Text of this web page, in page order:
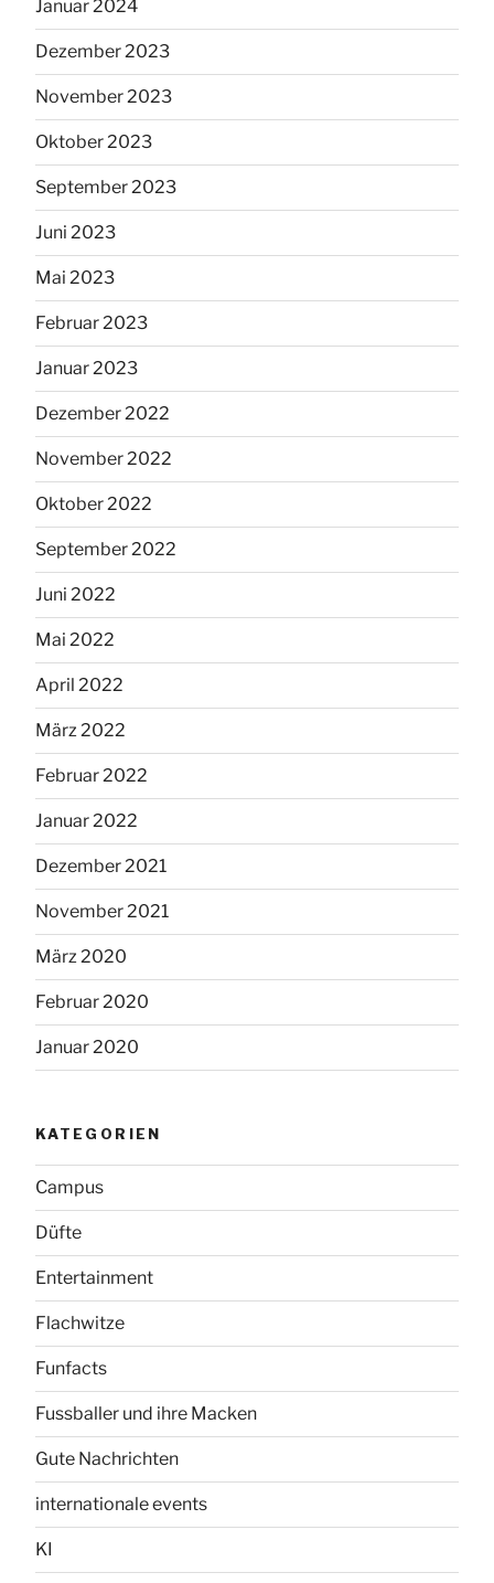
Januar 2024
Dezember 2023
November 2023
Oktober 2023
September 2023
Juni 2023
Mai 2023
Februar 2023
Januar 2023
Dezember 2022
November 2022
Oktober 2022
September 2022
Juni 2022
Mai 2022
April 2022
März 2022
Februar 2022
Januar 2022
Dezember 2021
November 2021
März 2020
Februar 2020
Januar 2020
KATEGORIEN
Campus
Düfte
Entertainment
Flachwitze
Funfacts
Fussballer und ihre Macken
Gute Nachrichten
internationale events
KI